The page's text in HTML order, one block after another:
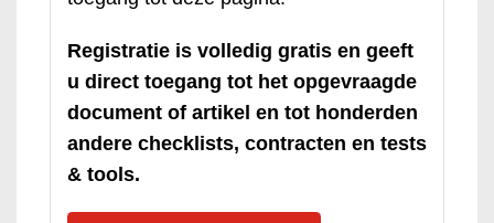
Registratie is volledig gratis en geeft
u direct toegang tot het opgevraagde
document of artikel en tot honderden
andere checklists, contracten en tests
& tools.